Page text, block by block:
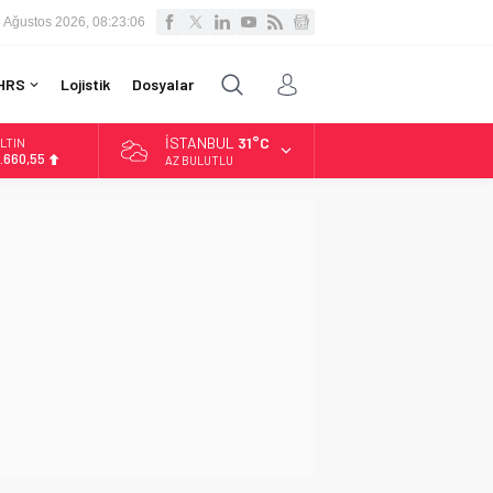
Ağustos 2026, 08:23:07
Lojistik Dosyalar
İSTANBUL 31°C
AZ BULUTLU